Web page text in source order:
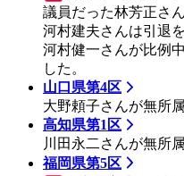
議員だった林芳正さ
河村建夫さんは引退
河村健一さんが比例
した。
山口県第4区
大野頼子さんが無所
高知県第1区
川田永二さんが無所
福岡県第5区